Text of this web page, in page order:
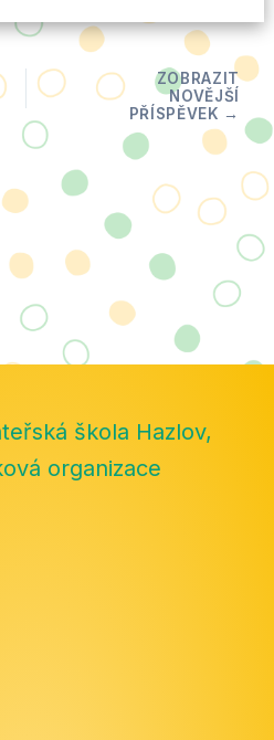
škola Hazlov,
organizace